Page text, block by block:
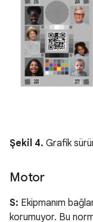
Şekil 4. Grafik
Motor
S: Ekipmanım
korumuyor. Bu